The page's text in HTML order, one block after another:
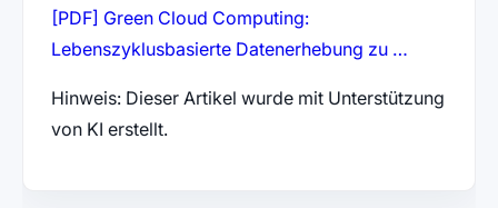
[PDF] Green Cloud Computing:
Lebenszyklusbasierte Datenerhebung zu …(öffnet in
Hinweis: Dieser Artikel wurde mit Unterstützung
von KI erstellt.